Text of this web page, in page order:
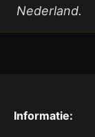
Nederland.
Informatie: